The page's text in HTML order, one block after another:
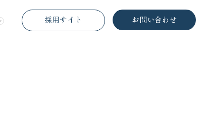
採用サイト お問い合わせ